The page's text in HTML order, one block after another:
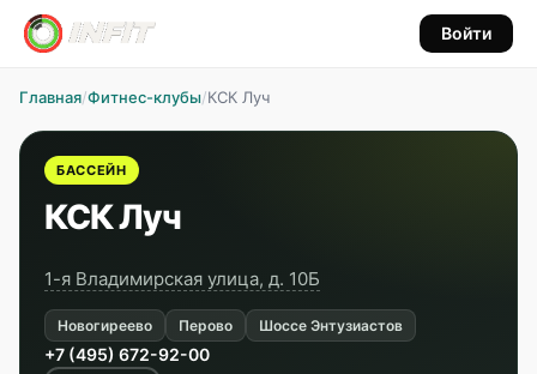
Войти
Главная/Фитнес-клубы/КСК Луч
БАССЕЙН
КСК Луч
1-я Владимирская улица, д. 10Б
Новогиреево Перово Шоссе Энтузиастов
+7 (495) 672-92-00